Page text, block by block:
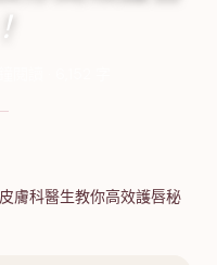
膚科醫生教你高效護唇秘